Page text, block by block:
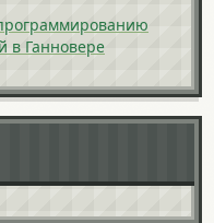
в Ганновере